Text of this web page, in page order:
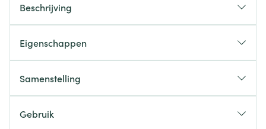
Beschrijving
Eigenschappen
Samenstelling
Gebruik